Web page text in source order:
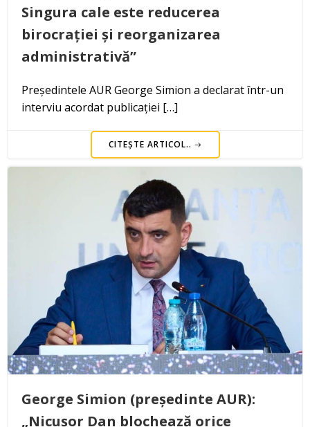
Singura cale este reducerea
birocrației și reorganizarea
administrativă”
Președintele AUR George Simion a declarat într-un
interviu acordat publicației […]
CITEȘTE ARTICOL..
George Simion (președinte AUR):
„Nicușor Dan blochează orice